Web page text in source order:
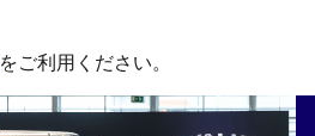
をご利用ください。